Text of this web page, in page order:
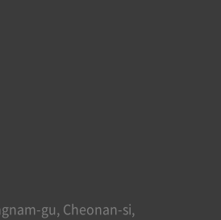
gu, Cheonan-si,